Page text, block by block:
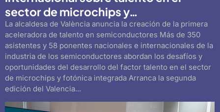
sector de microchips y…
La alcaldesa de València anuncia la creación de la primera
aceleradora de talento en semiconductores Más de 350
asistentes y 58 ponentes nacionales e internacionales de la
industria de los semiconductores abordan los desafíos y
oportunidades del desarrollo del factor talento en el sector
de microchips y fotónica integrada Arranca la segunda
edición del Valencia...